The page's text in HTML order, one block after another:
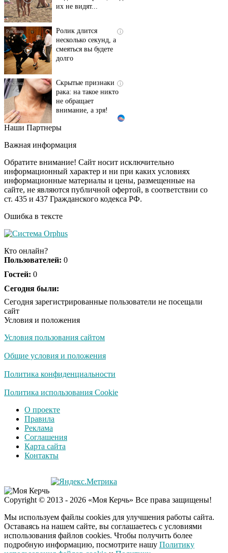
их не видят...
i
Ролик длится
несколько секунд, а
смеяться вы будете
i
Скрытые признаки
рака: на такое никто
не обращает
внимание, а зря!
Взломали Telegram
нашлось в переписках
i
Королева вагона
отожгла! Видео не
оставит равнодушным
Этот танец невесты
Ролик длится пару
шоке от увиденного
Ржу не переставая, это
не раз
Ролик из Омска: вы
Публичный удар
Зеленскому от Кличко:
это настоящий вызов
Загитовой стоимостью
больше миллиарда
некому тренировать
Наши Партнеры
Важная информация
Обратите внимание! Сайт носит исключительно
информационный характер и ни при каких условиях
информационные материалы и цены, размещенные на
сайте, не являются публичной офертой, в соответствии со
ст. 435 и 437 Гражданского кодекса РФ.
Ошибка в тексте
Кто онлайн?
Пользователей: 0
Гостей: 0
Сегодня были:
Сегодня зарегистрированные пользователи не посещали
сайт
Условия и положения
Условия пользования сайтом
Общие условия и положения
Политика конфиденциальности
Политика использования Cookie
О проекте
Правила
Реклама
Соглашения
Карта сайта
Контакты
Copyright © 2013 - 2026 «Моя Керчь» Все права защищены!
Мы используем файлы cookies для улучшения работы сайта.
Оставаясь на нашем сайте, вы соглашаетесь с условиями
использования файлов cookies. Чтобы получить более
подробную информацию, посмотрите нашу Политику